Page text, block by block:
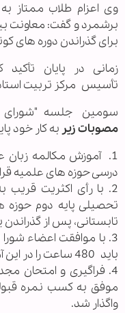
وی اعزام طلاب ممتاز
برشمرد و گفت: معاونت
برای گذراندن دوره های
زمانی در پایان
تأسیس مرکز تربیت
سومین جلسه "شورای
مصوبات زیر به کار خود
1. آموزش مکالمه زبان
درسی حوزه های علمیه
2. با رأی اکثریت قریب
تحصیلی پایه دوم حوزه
تابستانی، پس از
باید 480 ساعت را در این آموزش سپری کنند.
موفق به کسب نمره
واگذار شد.